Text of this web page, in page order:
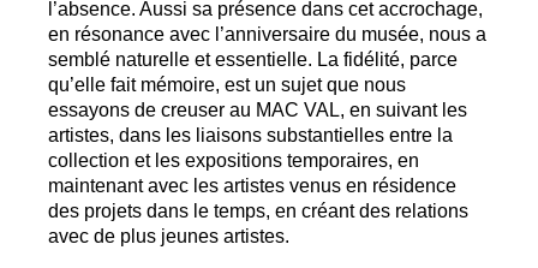
l’absence. Aussi sa présence dans cet accrochage,
en résonance avec l’anniversaire du musée, nous a
semblé naturelle et essentielle. La fidélité, parce
qu’elle fait mémoire, est un sujet que nous
essayons de creuser au MAC VAL, en suivant les
artistes, dans les liaisons substantielles entre la
collection et les expositions temporaires, en
maintenant avec les artistes venus en résidence
des projets dans le temps, en créant des relations
avec de plus jeunes artistes.